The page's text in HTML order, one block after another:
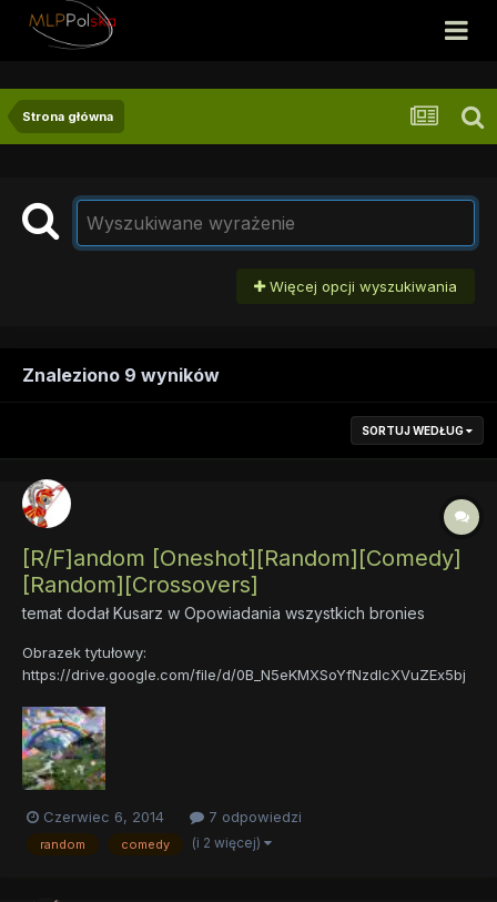
Strona główna
Więcej opcji wyszukiwania
Znaleziono 9 wyników
SORTUJ WEDŁUG
[R/F]andom [Oneshot][Random][Comedy]
[Random][Crossovers]
temat dodałKusarz w Opowiadania wszystkich bronies
Obrazek tytułowy:
https://drive.google.com/file/d/0B_N5eKMXSoYfNzdIcXVuZEx5bj
śladowe ilości orzechów arachidowych. Przed użyciem
zapoznaj się z treścią ulotki dołączonej do opakowania, bądź
skontaktuj się z psychologiem lub farmac...
Czerwiec 6, 2014 7 odpowiedzi
random comedy (i 2 więcej)